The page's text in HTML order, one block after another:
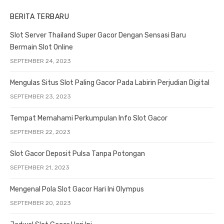
BERITA TERBARU
Slot Server Thailand Super Gacor Dengan Sensasi Baru
Bermain Slot Online
SEPTEMBER 24, 2023
Mengulas Situs Slot Paling Gacor Pada Labirin Perjudian Digital
SEPTEMBER 23, 2023
Tempat Memahami Perkumpulan Info Slot Gacor
SEPTEMBER 22, 2023
Slot Gacor Deposit Pulsa Tanpa Potongan
SEPTEMBER 21, 2023
Mengenal Pola Slot Gacor Hari Ini Olympus
SEPTEMBER 20, 2023